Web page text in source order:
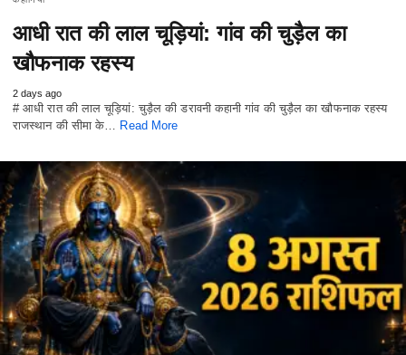
आधी रात की लाल चूड़ियां: गांव की चुड़ैल का
खौफनाक रहस्य
2 days ago
# आधी रात की लाल चूड़ियां: चुड़ैल की डरावनी कहानी गांव की चुड़ैल का खौफनाक रहस्य
राजस्थान की सीमा के…
Read More